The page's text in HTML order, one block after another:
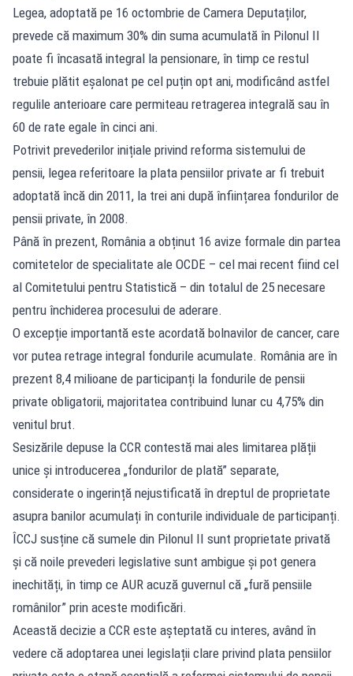
Legea, adoptată pe 16 octombrie de Camera Deputaților,
prevede că maximum 30% din suma acumulată în Pilonul II
poate fi încasată integral la pensionare, în timp ce restul
trebuie plătit eșalonat pe cel puțin opt ani, modificând astfel
regulile anterioare care permiteau retragerea integrală sau în
60 de rate egale în cinci ani.
Potrivit prevederilor inițiale privind reforma sistemului de
pensii, legea referitoare la plata pensiilor private ar fi trebuit
adoptată încă din 2011, la trei ani după înființarea fondurilor de
pensii private, în 2008.
Până în prezent, România a obținut 16 avize formale din partea
comitetelor de specialitate ale OCDE – cel mai recent fiind cel
al Comitetului pentru Statistică – din totalul de 25 necesare
pentru închiderea procesului de aderare.
O excepție importantă este acordată bolnavilor de cancer, care
vor putea retrage integral fondurile acumulate. România are în
prezent 8,4 milioane de participanți la fondurile de pensii
private obligatorii, majoritatea contribuind lunar cu 4,75% din
venitul brut.​
Sesizările depuse la CCR contestă mai ales limitarea plății
unice și introducerea „fondurilor de plată” separate,
considerate o ingerință nejustificată în dreptul de proprietate
asupra banilor acumulați în conturile individuale de participanți.
ÎCCJ susține că sumele din Pilonul II sunt proprietate privată
și că noile prevederi legislative sunt ambigue și pot genera
inechități, în timp ce AUR acuză guvernul că „fură pensiile
românilor” prin aceste modificări.​
Această decizie a CCR este așteptată cu interes, având în
vedere că adoptarea unei legislații clare privind plata pensiilor